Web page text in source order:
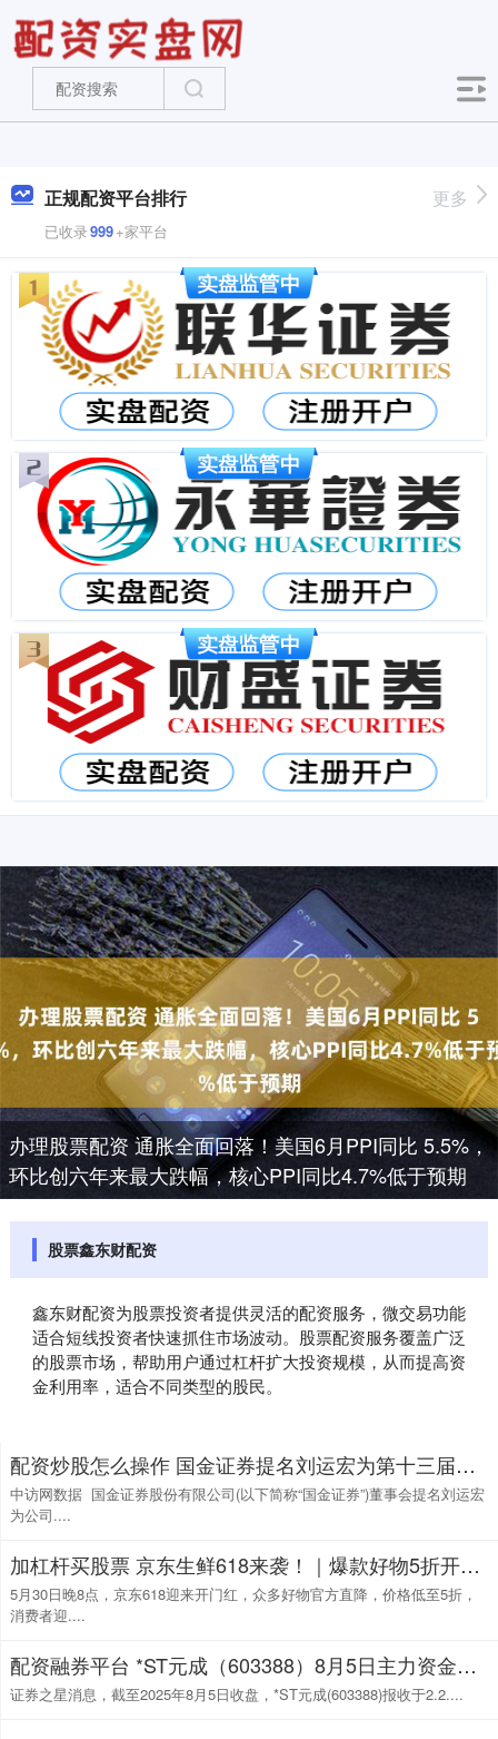
正规配资平台排行
已收录999+家平台
更多
办理股票配资 通胀全面回落！美国6月PPI同比 5.5%，
环比创六年来最大跌幅，核心PPI同比4.7%低于预期
股票鑫东财配资
鑫东财配资为股票投资者提供灵活的配资服务，微交易功能
适合短线投资者快速抓住市场波动。股票配资服务覆盖广泛
的股票市场，帮助用户通过杠杆扩大投资规模，从而提高资
金利用率，适合不同类型的股民。
配资炒股怎么操作 国金证券提名刘运宏为第十三届董事会独立董事候选人
中访网数据 国金证券股份有限公司(以下简称“国金证券”)董事会提名刘运宏
为公司....
加杠杆买股票 京东生鲜618来袭！｜爆款好物5折开抢，为你带来“包园”的鲜！
5月30日晚8点，京东618迎来开门红，众多好物官方直降，价格低至5折，
消费者迎....
配资融券平台 *ST元成（603388）8月5日主力资金净卖出786.69万元
证券之星消息，截至2025年8月5日收盘，*ST元成(603388)报收于2.2....